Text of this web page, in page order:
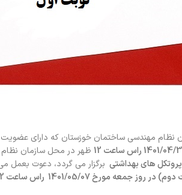
نظام مهندسی ساختمان خوزستان که دارای
12 ظهر در محل سازمان
برگزار می گردد، دعوت
دوم) در روز جمعه مورخ راس ساعت 12 ظهر